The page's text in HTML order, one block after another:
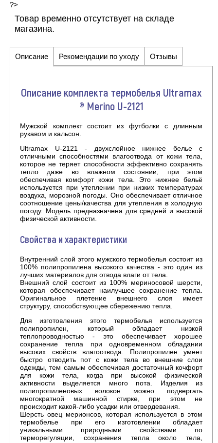
?>
Товар временно отсутствует на складе
магазина.
Описание Рекомендации по уходу Отзывы
Описание комплекта термобелья Ultramax
® Merino U-2121
Мужской комплект состоит из футболки с длинным
рукавом и кальсон.
Ultramax U-2121 - двухслойное нижнее белье с
отличными способностями влагоотвода от кожи тела,
которое не теряет способности эффективно сохранять
тепло даже во влажном состоянии, при этом
обеспечивая комфорт кожи тела. Это нижнее бельё
используется при утеплении при низких температурах
воздуха, морозной погоды. Оно обеспечивает отличное
соотношение цены/качества для утепления в холодную
погоду. Модель предназначена для средней и высокой
физической активности.
Свойства и характеристики
Внутренний слой этого мужского термобелья состоит из
100% полипропилена высокого качества - это один из
лучших материалов для отвода влаги от тела.
Внешний слой состоит из 100% мериносовой шерсти,
которая обеспечивает наилучшее сохранение тепла.
Оригинальное плетение внешнего слоя имеет
структуру, способствующее сбережению тепла.
Для изготовления этого термобелья используется
полипропилен, который обладает низкой
теплопроводностью - это обеспечивает хорошее
сохранение тепла при одновременном обладании
высоких свойств влагоотвода. Полипропилен умеет
быстро отводить пот с кожи тела во внешние слои
одежды, тем самым обеспечивая достаточный кочфорт
для кожи тела, когда при высокой физической
активности выделяется много пота. Изделия из
полипропиленовых волокон можно подвергать
многократной машинной стирке, при этом не
происходит какой-либо усадки или отвердевания.
Шерсть овец мерионсов, которая используется в этом
термобелье при его изготовлении обладает
уникальными природными свойствами по
терморегуляции, сохранения тепла около тела,